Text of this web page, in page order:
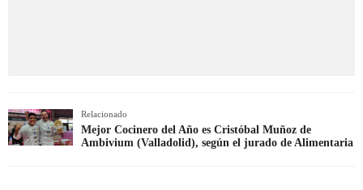
Relacionado
Mejor Cocinero del Año es Cristóbal Muñoz de
Ambivium (Valladolid), según el jurado de Alimentaria